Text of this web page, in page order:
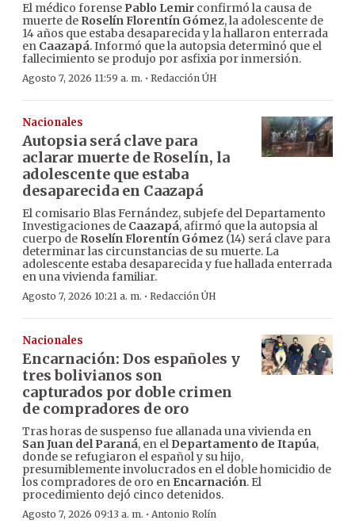
El médico forense Pablo Lemir confirmó la causa de
muerte de Roselín Florentín Gómez, la adolescente de
14 años que estaba desaparecida y la hallaron enterrada
en Caazapá. Informó que la autopsia determinó que el
fallecimiento se produjo por asfixia por inmersión.
Agosto 7, 2026 11:59 a. m. · Redacción ÚH
Nacionales
Autopsia será clave para
aclarar muerte de Roselín, la
adolescente que estaba
desaparecida en Caazapá
El comisario Blas Fernández, subjefe del Departamento
Investigaciones de Caazapá, afirmó que la autopsia al
cuerpo de Roselín Florentín Gómez (14) será clave para
determinar las circunstancias de su muerte. La
adolescente estaba desaparecida y fue hallada enterrada
en una vivienda familiar.
Agosto 7, 2026 10:21 a. m. · Redacción ÚH
Nacionales
Encarnación: Dos españoles y
tres bolivianos son
capturados por doble crimen
de compradores de oro
Tras horas de suspenso fue allanada una vivienda en
San Juan del Paraná, en el Departamento de Itapúa,
donde se refugiaron el español y su hijo,
presumiblemente involucrados en el doble homicidio de
los compradores de oro en Encarnación. El
procedimiento dejó cinco detenidos.
Agosto 7, 2026 09:13 a. m. · Antonio Rolín